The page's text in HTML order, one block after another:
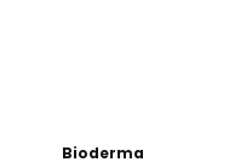
Bioderma